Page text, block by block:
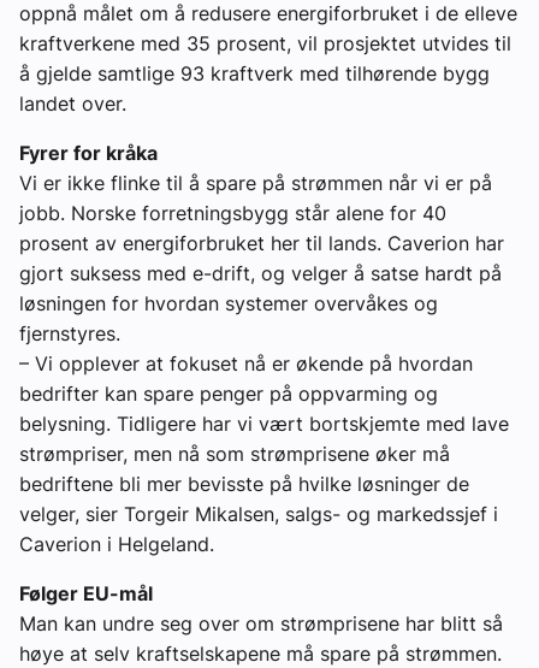
oppnå målet om å redusere energiforbruket i de elleve
kraftverkene med 35 prosent, vil prosjektet utvides til
å gjelde samtlige 93 kraftverk med tilhørende bygg
landet over.
Fyrer for kråka
Vi er ikke flinke til å spare på strømmen når vi er på
jobb. Norske forretningsbygg står alene for 40
prosent av energiforbruket her til lands. Caverion har
gjort suksess med e-drift, og velger å satse hardt på
løsningen for hvordan systemer overvåkes og
fjernstyres.
– Vi opplever at fokuset nå er økende på hvordan
bedrifter kan spare penger på oppvarming og
belysning. Tidligere har vi vært bortskjemte med lave
strømpriser, men nå som strømprisene øker må
bedriftene bli mer bevisste på hvilke løsninger de
velger, sier Torgeir Mikalsen, salgs- og markedssjef i
Caverion i Helgeland.
Følger EU-mål
Man kan undre seg over om strømprisene har blitt så
høye at selv kraftselskapene må spare på strømmen.